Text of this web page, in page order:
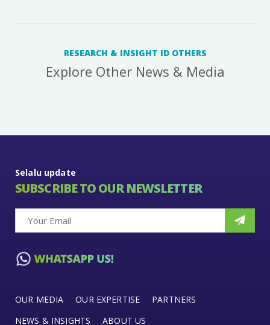
RESEARCH & INSIGHT ID OTHERS
Explore Other News & Media
Selalu update
SUBSCRIBE TO OUR NEWSLETTER
OUR MEDIA OUR EXPERTISE
PARTNERS
NEWS & INSIGHTS
ABOUT US